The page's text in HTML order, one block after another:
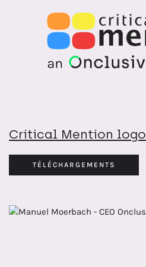
Critical Mention logo
TÉLÉCHARGEMENTS